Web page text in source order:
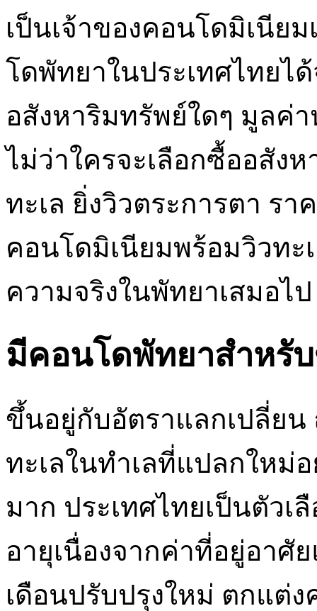
เป็นเจ้าของคอนโดมิเนีย
โดพัทยาในประเทศไทยไ
อสังหาริมทรัพย์ใดๆ มูลค่
ไม่ว่าใครจะเลือกซื้ออสัง
ทะเล ยิ่งวิวตระการตา ร
คอนโดมิเนียมพร้อมวิวทะ
ความจริงในพัทยาเสมอไป
มีคอนโดพัทยาสำหรั
ขึ้นอยู่กับอัตราแลกเปลี่ย
ทะเลในทำเลที่แปลกใหม่
มาก ประเทศไทยเป็นตัว
อายุเนื่องจากค่าที่อยู่อาศั
เดือนปรับปรุงใหม่ ตกแต่